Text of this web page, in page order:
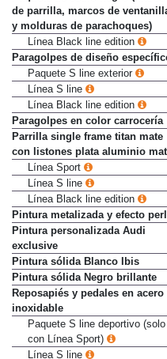
Paquete de estilo negro (marco
de parrilla, marcos de
y molduras de parachoques)
Línea Black line edition
Paragolpes de diseño específico
Paquete S line exterior
Línea S line
Línea Black line edition
Paragolpes en color carrocería
Parrilla single frame titan mate
con listones plata aluminio mate
Línea Sport
Línea S line
Línea Black line edition
Pintura metalizada y efecto perla
Pintura personalizada Audi
exclusive
Pintura sólida Blanco Ibis
Pintura sólida Negro brillante
Reposapiés y pedales en acero
inoxidable
Paquete S line deportivo (solo
con Línea Sport)